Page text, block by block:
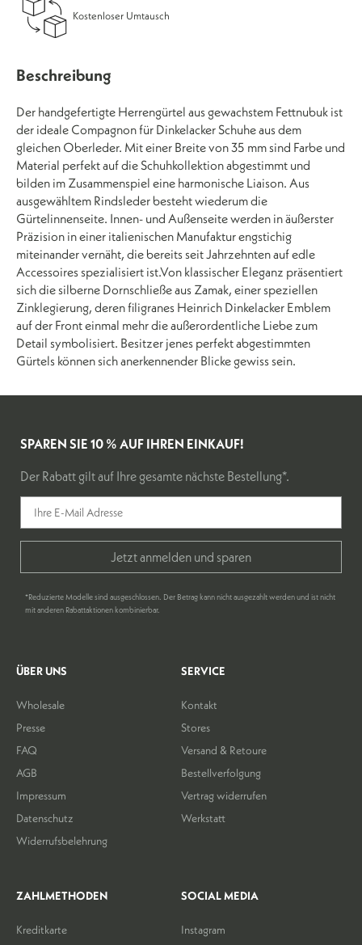
Kostenloser Umtausch
Beschreibung
Der handgefertigte Herrengürtel aus gewachstem Fettnubuk ist
der ideale Compagnon für Dinkelacker Schuhe aus dem
gleichen Oberleder. Mit einer Breite von 35 mm sind Farbe und
Material perfekt auf die Schuhkollektion abgestimmt und
bilden im Zusammenspiel eine harmonische Liaison. Aus
ausgewähltem Rindsleder besteht wiederum die
Gürtelinnenseite. Innen- und Außenseite werden in äußerster
Präzision in einer italienischen Manufaktur engstichig
miteinander vernäht, die bereits seit Jahrzehnten auf edle
Accessoires spezialisiert ist.Von klassischer Eleganz präsentiert
sich die silberne Dornschließe aus Zamak, einer speziellen
Zinklegierung, deren filigranes Heinrich Dinkelacker Emblem
auf der Front einmal mehr die außerordentliche Liebe zum
Detail symbolisiert. Besitzer jenes perfekt abgestimmten
Gürtels können sich anerkennender Blicke gewiss sein.
ÜBER UNS
Wholesale
Presse
FAQ
AGB
Impressum
Datenschutz
Widerrufsbelehrung
SERVICE
Kontakt
Stores
Versand & Retoure
Bestellverfolgung
Vertrag widerrufen
Werkstatt
ZAHLMETHODEN
Kreditkarte
SOCIAL MEDIA
Instagram
SPAREN SIE 10 % AUF IHREN EINKAUF!
Der Rabatt gilt auf Ihre gesamte nächste Bestellung*.
Jetzt anmelden und sparen
*Reduzierte Modelle sind ausgeschlossen. Der Betrag kann nicht ausgezahlt werden und ist nicht
mit anderen Rabattaktionen kombinierbar.